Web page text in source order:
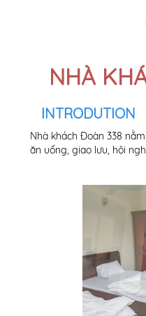
NHÀ
INTRODUTION
Nhà khách Đoàn 338
ăn uống, giao lưu, hội